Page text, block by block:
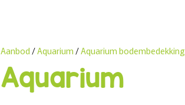
Aquarium
Aanbod /Aquarium /Aquarium bodembedekking